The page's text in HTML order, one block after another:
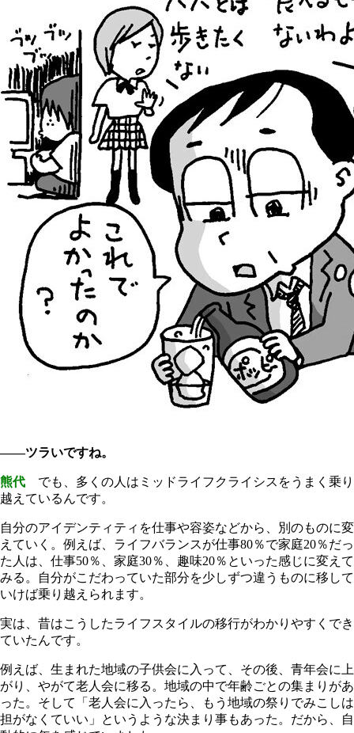
――ツラいですね。
熊代 でも、多くの人はミッドライフクライシスをうまく乗り
越えているんです。
自分のアイデンティティを仕事や容姿などから、別のものに変
えていく。例えば、ライフバランスが仕事80％で家庭20％だっ
た人は、仕事50％、家庭30％、趣味20％といった感じに変えて
みる。自分がこだわっていた部分を少しずつ違うものに移して
いけば乗り越えられます。
実は、昔はこうしたライフスタイルの移行がわかりやすくでき
ていたんです。
例えば、生まれた地域の子供会に入って、その後、青年会に上
がり、やがて老人会に移る。地域の中で年齢ごとの集まりがあ
った。そして「老人会に入ったら、もう地域の祭りでみこしは
担がなくていい」というような決まり事もあった。だから、自